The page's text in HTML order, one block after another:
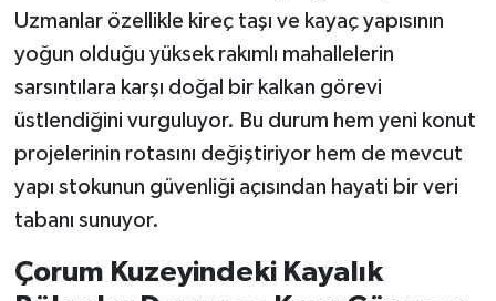
Uzmanlar özellikle kireç taşı ve kayaç yapısının
yoğun olduğu yüksek rakımlı mahallelerin
sarsıntılara karşı doğal bir kalkan görevi
üstlendiğini vurguluyor. Bu durum hem yeni konut
projelerinin rotasını değiştiriyor hem de mevcut
yapı stokunun güvenliği açısından hayati bir veri
tabanı sunuyor.
Çorum Kuzeyindeki Kayalık